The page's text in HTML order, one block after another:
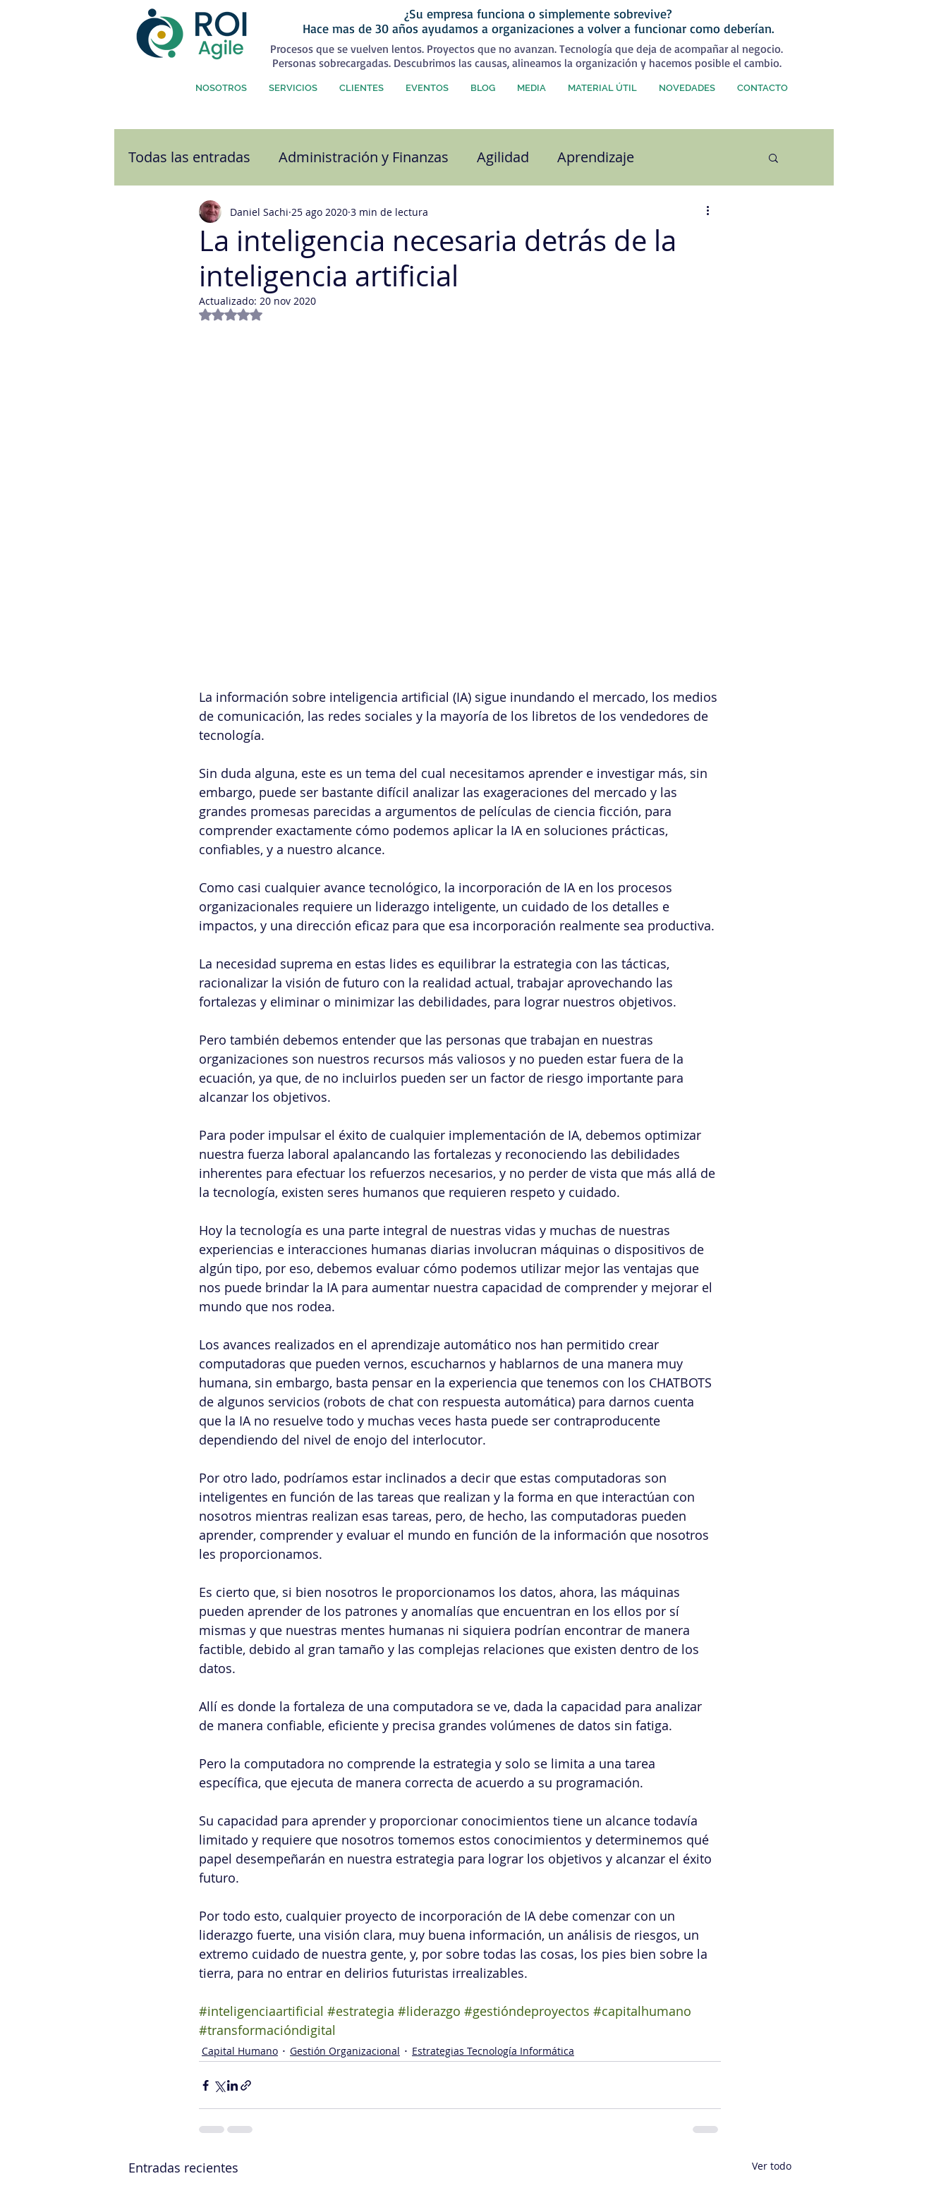
¿Su empresa funciona o simplemente sobrevive?
Hace mas de 30 años ayudamos a organizaciones a volver a funcionar como deberían.
Procesos que se vuelven lentos. Proyectos que no avanzan. Tecnología que deja de acompañar al negocio.
Personas sobrecargadas. Descubrimos las causas, alineamos la organización y hacemos posible el cambio.
NOSOTROS SERVICIOS CLIENTES EVENTOS BLOG MEDIA MATERIAL ÚTIL NOVEDADES CONTACTO
Todas las entradas Administración y Finanzas Agilidad Aprendizaje
Atención al Cliente Calidad Capital Humano
Comunicación Cultura organizacional Desarrollo Personal
Estrategias Tecnología Informática
La inteligencia necesaria detrás de la
inteligencia artificial
Daniel Sachi 25 ago 2020 3 min de lectura
Actualizado: 20 nov 2020
Obtuvo NaN de 5 estrellas.
La información sobre inteligencia artificial (IA) sigue inundando el mercado, los medios
de comunicación, las redes sociales y la mayoría de los libretos de los vendedores de
tecnología.
Sin duda alguna, este es un tema del cual necesitamos aprender e investigar más, sin
embargo, puede ser bastante difícil analizar las exageraciones del mercado y las
grandes promesas parecidas a argumentos de películas de ciencia ficción, para
comprender exactamente cómo podemos aplicar la IA en soluciones prácticas,
confiables, y a nuestro alcance.
Como casi cualquier avance tecnológico, la incorporación de IA en los procesos
organizacionales requiere un liderazgo inteligente, un cuidado de los detalles e
impactos, y una dirección eficaz para que esa incorporación realmente sea productiva.
La necesidad suprema en estas lides es equilibrar la estrategia con las tácticas,
racionalizar la visión de futuro con la realidad actual, trabajar aprovechando las
fortalezas y eliminar o minimizar las debilidades, para lograr nuestros objetivos.
Pero también debemos entender que las personas que trabajan en nuestras
organizaciones son nuestros recursos más valiosos y no pueden estar fuera de la
ecuación, ya que, de no incluirlos pueden ser un factor de riesgo importante para
alcanzar los objetivos.
Para poder impulsar el éxito de cualquier implementación de IA, debemos optimizar
nuestra fuerza laboral apalancando las fortalezas y reconociendo las debilidades
inherentes para efectuar los refuerzos necesarios, y no perder de vista que más allá de
la tecnología, existen seres humanos que requieren respeto y cuidado.
Hoy la tecnología es una parte integral de nuestras vidas y muchas de nuestras
experiencias e interacciones humanas diarias involucran máquinas o dispositivos de
algún tipo, por eso, debemos evaluar cómo podemos utilizar mejor las ventajas que
nos puede brindar la IA para aumentar nuestra capacidad de comprender y mejorar el
mundo que nos rodea.
Los avances realizados en el aprendizaje automático nos han permitido crear
computadoras que pueden vernos, escucharnos y hablarnos de una manera muy
humana, sin embargo, basta pensar en la experiencia que tenemos con los CHATBOTS
de algunos servicios (robots de chat con respuesta automática) para darnos cuenta
que la IA no resuelve todo y muchas veces hasta puede ser contraproducente
dependiendo del nivel de enojo del interlocutor.
Por otro lado, podríamos estar inclinados a decir que estas computadoras son
inteligentes en función de las tareas que realizan y la forma en que interactúan con
nosotros mientras realizan esas tareas, pero, de hecho, las computadoras pueden
aprender, comprender y evaluar el mundo en función de la información que nosotros
les proporcionamos.
Es cierto que, si bien nosotros le proporcionamos los datos, ahora, las máquinas
pueden aprender de los patrones y anomalías que encuentran en los ellos por sí
mismas y que nuestras mentes humanas ni siquiera podrían encontrar de manera
factible, debido al gran tamaño y las complejas relaciones que existen dentro de los
datos.
Allí es donde la fortaleza de una computadora se ve, dada la capacidad para analizar
de manera confiable, eficiente y precisa grandes volúmenes de datos sin fatiga.
Pero la computadora no comprende la estrategia y solo se limita a una tarea
específica, que ejecuta de manera correcta de acuerdo a su programación.
Su capacidad para aprender y proporcionar conocimientos tiene un alcance todavía
limitado y requiere que nosotros tomemos estos conocimientos y determinemos qué
papel desempeñarán en nuestra estrategia para lograr los objetivos y alcanzar el éxito
futuro.
Por todo esto, cualquier proyecto de incorporación de IA debe comenzar con un
liderazgo fuerte, una visión clara, muy buena información, un análisis de riesgos, un
extremo cuidado de nuestra gente, y, por sobre todas las cosas, los pies bien sobre la
tierra, para no entrar en delirios futuristas irrealizables.
#inteligenciaartificial #estrategia #liderazgo #gestióndeproyectos #capitalhumano
#transformacióndigital
Capital Humano Gestión Organizacional Estrategias Tecnología Informática
Entradas recientes Ver todo